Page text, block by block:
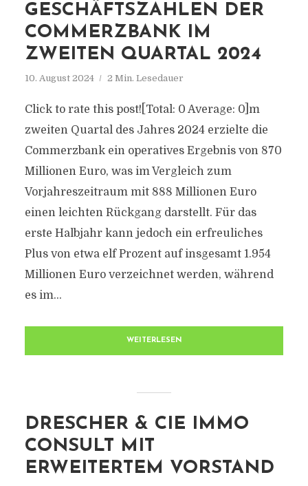
GESCHÄFTSZAHLEN DER
COMMERZBANK IM
ZWEITEN QUARTAL 2024
10. August 2024 2 Min. Lesedauer
Click to rate this post![Total: 0 Average: 0]m
zweiten Quartal des Jahres 2024 erzielte die
Commerzbank ein operatives Ergebnis von 870
Millionen Euro, was im Vergleich zum
Vorjahreszeitraum mit 888 Millionen Euro
einen leichten Rückgang darstellt. Für das
erste Halbjahr kann jedoch ein erfreuliches
Plus von etwa elf Prozent auf insgesamt 1.954
Millionen Euro verzeichnet werden, während
es im...
WEITERLESEN
DRESCHER & CIE IMMO
CONSULT MIT
ERWEITERTEM VORSTAND